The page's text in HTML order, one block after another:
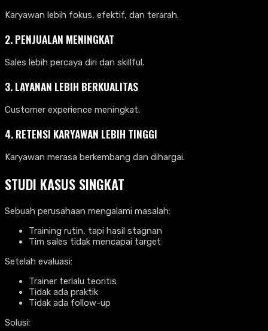
Karyawan lebih fokus, efektif, dan terarah.
2. PENJUALAN MENINGKAT
Sales lebih percaya diri dan skillful.
3. LAYANAN LEBIH BERKUALITAS
Customer experience meningkat.
4. RETENSI KARYAWAN LEBIH TINGGI
Karyawan merasa berkembang dan dihargai.
STUDI KASUS SINGKAT
Sebuah perusahaan mengalami masalah:
Training rutin, tapi hasil stagnan
Tim sales tidak mencapai target
Setelah evaluasi:
Trainer terlalu teoritis
Tidak ada praktik
Tidak ada follow-up
Solusi: